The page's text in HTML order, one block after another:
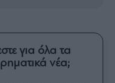
για όλα τα
νέα;